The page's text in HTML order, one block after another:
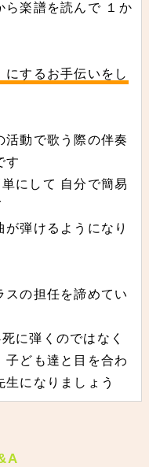
ら楽譜を読んで １か
するお手伝いをし
活動で歌う際の伴奏
す
にして 自分で簡易
弾けるようになり
スの担任を諦めてい
に弾くのではなく
子ども達と目を合わ
になりましょう